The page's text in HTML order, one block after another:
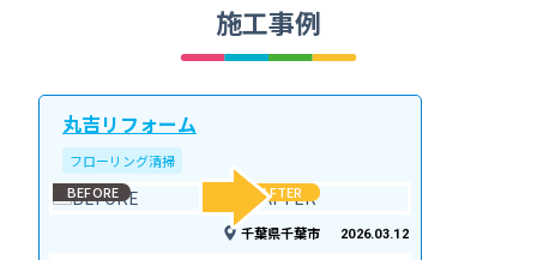
施工事例
丸吉リフォーム
フローリング清掃
BEFORE
AFTER
千葉県千葉市 2026.03.12